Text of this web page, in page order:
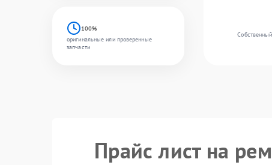
100%
оригинальные или проверенные
запчасти
Прайс лист на